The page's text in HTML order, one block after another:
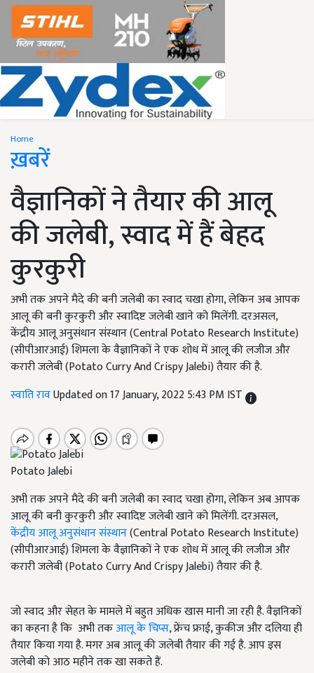
Home
ख़बरें
वैज्ञानिकों ने तैयार की आलू
की जलेबी, स्वाद में हैं बेहद
कुरकुरी
अभी तक अपने मैदे की बनी जलेबी का स्वाद चखा होगा, लेकिन अब आपक
आलू की बनी कुरकुरी और स्वादिष्ट जलेबी खाने को मिलेंगी. दरअसल,
केंद्रीय आलू अनुसंधान संस्थान (Central Potato Research Institute)
(सीपीआरआई) शिमला के वैज्ञानिकों ने एक शोध में आलू की लजीज और
करारी जलेबी (Potato Curry And Crispy Jalebi) तैयार की है.
स्वाति रावUpdated on 17 January, 2022 5:43 PM IST
Potato Jalebi
अभी तक अपने मैदे की बनी जलेबी का स्वाद चखा होगा, लेकिन अब आपक
आलू की बनी कुरकुरी और स्वादिष्ट जलेबी खाने को मिलेंगी. दरअसल,
केंद्रीय आलू अनुसंधान संस्थान(Central Potato Research Institute)
(सीपीआरआई) शिमला के वैज्ञानिकों ने एक शोध में आलू की लजीज और
करारी जलेबी (Potato Curry And Crispy Jalebi) तैयार की है.
जो स्वाद और सेहत के मामले में बहुत अधिक खास मानी जा रही है. वैज्ञनिकों
का कहना है कि अभी तकआलू के चिप्स, फ्रेंच फ्राई, कुकीज और दलिया ही
तैयार किया गया है. मगर अब आलू की जलेबी तैयार की गई है. आप इस
जलेबी को आठ महीने तक खा सकते हैं.